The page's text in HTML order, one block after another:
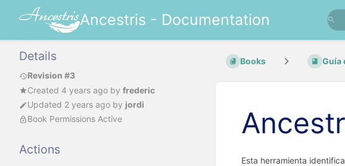
Ancestris - Documentation
Details
Revision #3
Created 4 years ago by frederic
Updated 2 years ago by jordi
Book Permissions Active
Actions
Books Guía
Esta herramienta